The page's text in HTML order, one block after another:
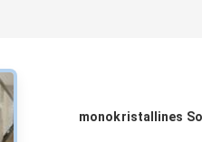
monokristallines